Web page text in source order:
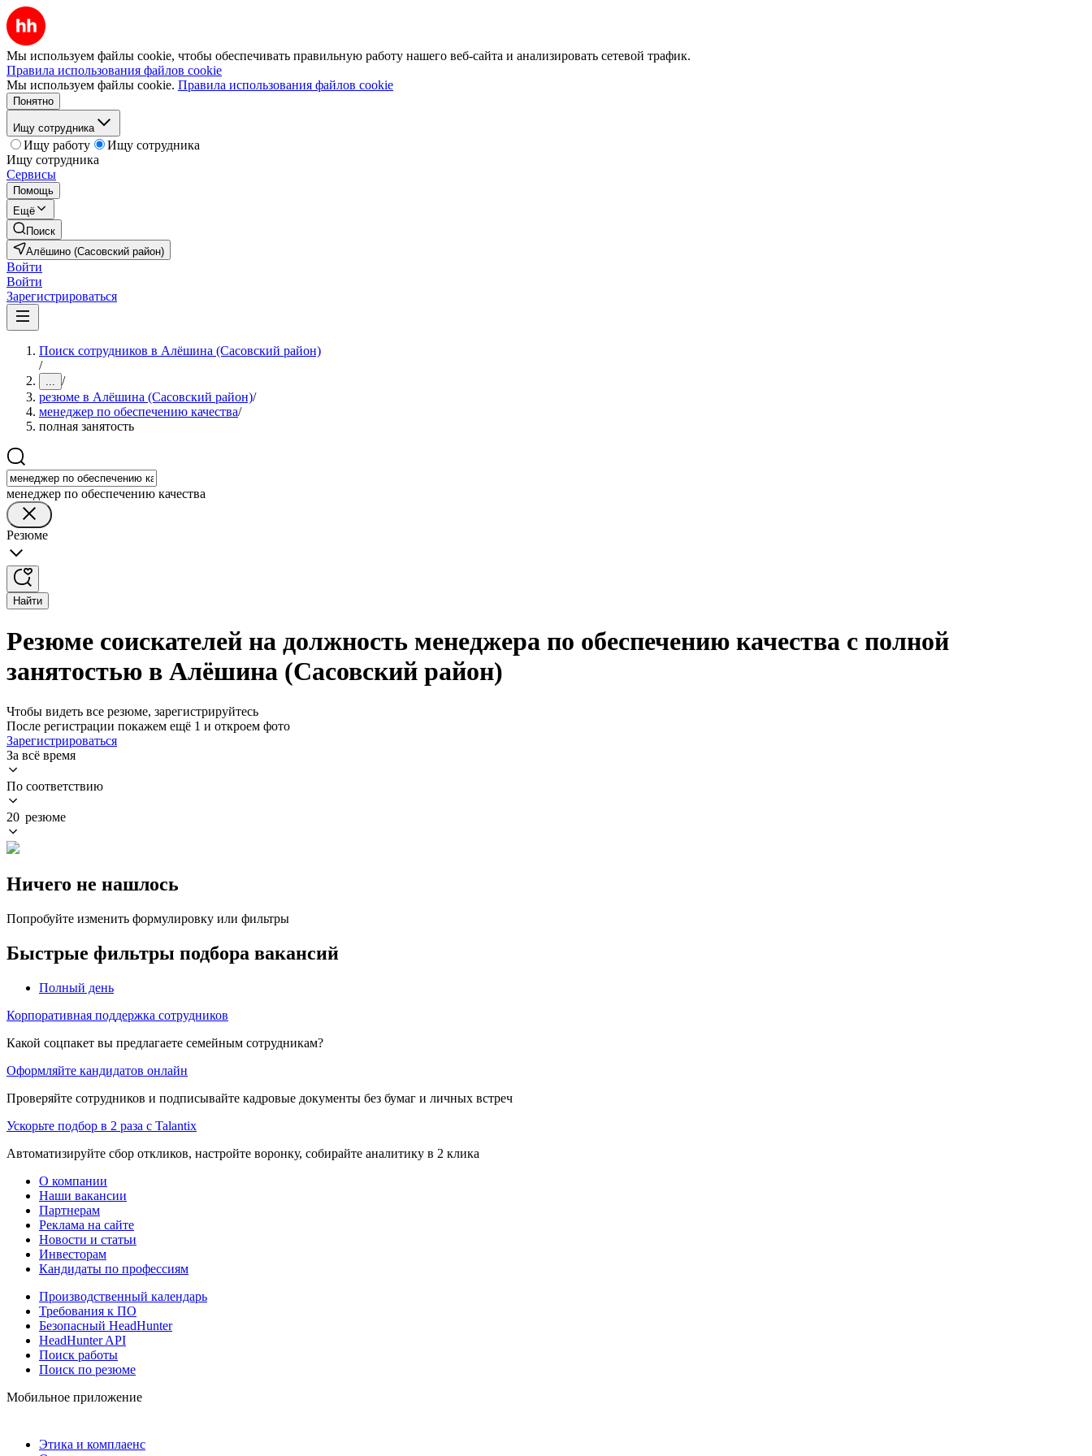
Мы используем файлы cookie, чтобы обеспечивать правильную работу нашего веб-сайта и анализировать сетевой трафик.
Правила использования файлов cookie
Мы используем файлы cookie. Правила использования файлов cookie
Понятно
Ищу сотрудника
Ищу работу
Ищу сотрудника
Ищу сотрудника
Сервисы
Помощь
Ещё
Поиск
Алёшино (Сасовский район)
Войти
Войти
Зарегистрироваться
Поиск сотрудников в Алёшина (Сасовский район)
/
... /
резюме в Алёшина (Сасовский район)/
менеджер по обеспечению качества/
полная занятость
менеджер по обеспечению качества
Резюме
Найти
Резюме соискателей на должность менеджера по обеспечению качества с полной
занятостью в Алёшина (Сасовский район)
Чтобы видеть все резюме, зарегистрируйтесь
После регистрации покажем ещё 1 и откроем фото
Зарегистрироваться
За всё время
По соответствию
20 резюме
Ничего не нашлось
Попробуйте изменить формулировку или фильтры
Быстрые фильтры подбора вакансий
Полный день
Корпоративная поддержка сотрудников
Какой соцпакет вы предлагаете семейным сотрудникам?
Оформляйте кандидатов онлайн
Проверяйте сотрудников и подписывайте кадровые документы без бумаг и личных встреч
Ускорьте подбор в 2 раза с Talantix
Автоматизируйте сбор откликов, настройте воронку, собирайте аналитику в 2 клика
О компании
Наши вакансии
Партнерам
Реклама на сайте
Новости и статьи
Инвесторам
Кандидаты по профессиям
Производственный календарь
Требования к ПО
Безопасный HeadHunter
HeadHunter API
Поиск работы
Поиск по резюме
Мобильное приложение
Этика и комплаенс